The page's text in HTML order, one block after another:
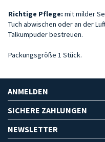
Richtige Pflege: mit milder
Tuch abwischen oder an der
Talkumpuder bestreuen.
Packungsgröße 1 Stück.
ANMELDEN
SICHERE ZAHLUNGEN
NEWSLETTER